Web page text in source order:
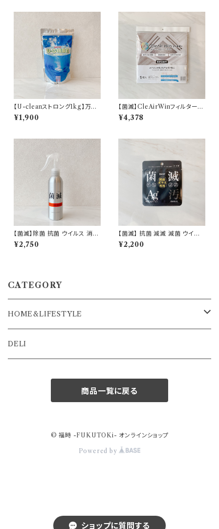
ショップに質問する
【U-cleanストロング1kg】万能
洗剤 掃除 エコ 除菌洗浄剤 安
全 日本製 除菌 漂白 消臭 抗菌
¥1,900
【菌滅】CleAirWinフィルター
エアコン ウイルス 抗菌 抗ウイ
ルス 空気清浄 除菌空間 光触媒
¥4,378
【菌滅】除菌 抗菌 ウイルス 消臭
対策 ハンドスプレー 150ml ス
プレー ノンアルコール 次亜塩素
¥2,750
【菌滅】 抗菌 減滅 減菌 ウイル
ス 防汚 菌滅シート 液晶用 抗菌
シート ナノ銀 衛生用品 日本製
¥2,200
CATEGORY
HOME&LIFESTYLE
菌滅シリーズ
DELI
商品一覧に戻る
© 福時 -FUKUTOKi- オンラインショップ
Powered by